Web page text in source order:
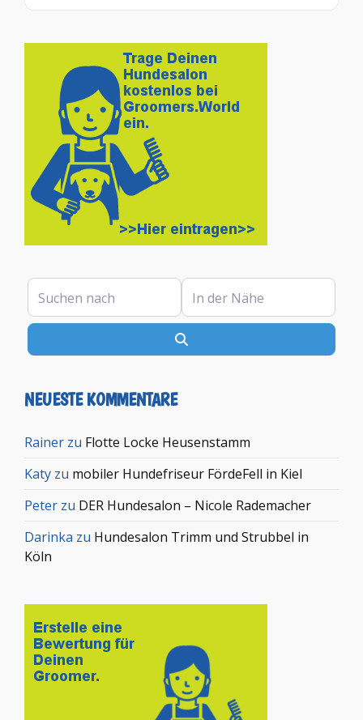
Suchen nach In der Nähe
NEUESTE KOMMENTARE
Rainer zu Flotte Locke Heusenstamm
Katy zu mobiler Hundefriseur FördeFell in Kiel
Peter zu DER Hundesalon – Nicole Rademacher
Darinka zu Hundesalon Trimm und Strubbel in
Köln